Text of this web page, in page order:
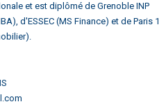
et est diplômé de Grenoble INP
d'ESSEC (MS Finance) et de Paris 1